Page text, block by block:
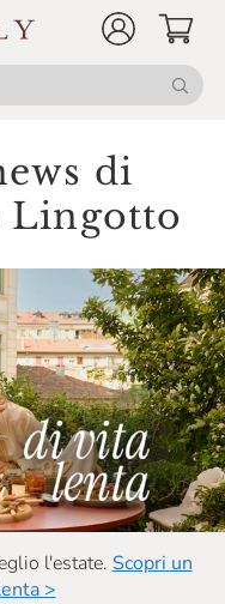
di
Lingotto
l'estate. Scopri un
>